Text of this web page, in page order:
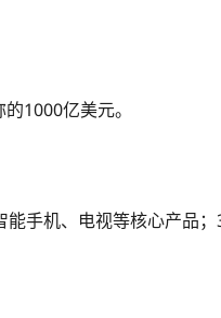
1000亿美元。
手机、电视等核心产品